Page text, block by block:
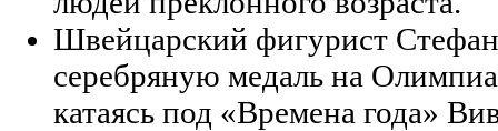
Швейцарский фигурист
серебряную медаль на
катаясь под «Времена года»